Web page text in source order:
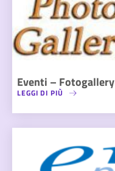
Eventi – Fotogallery
LEGGI DI PIÙ